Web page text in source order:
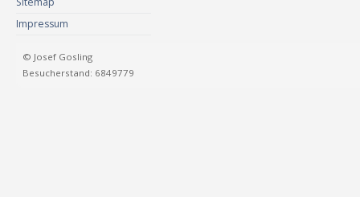
Impressum
© Josef Gosling
Besucherstand: 6849779